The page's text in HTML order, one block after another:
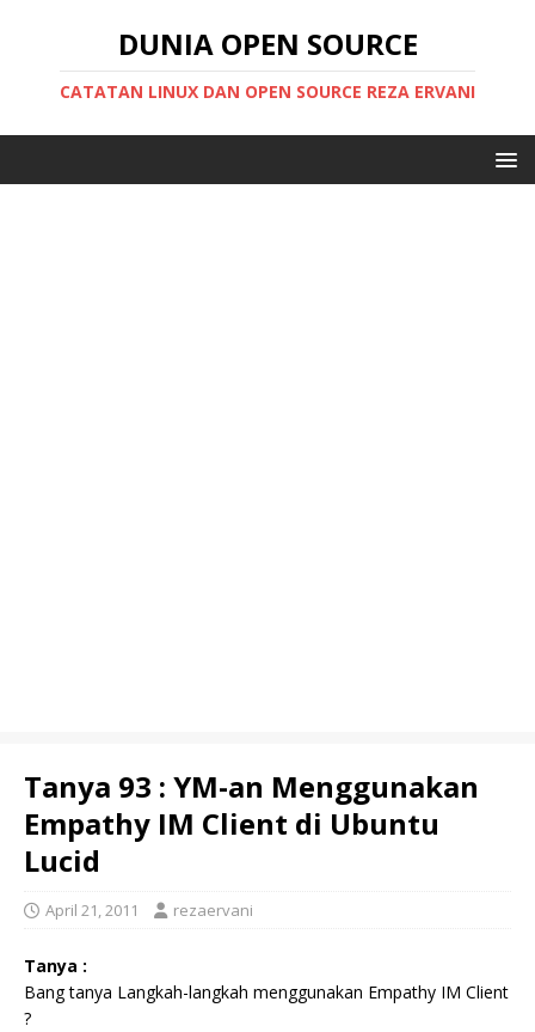
DUNIA OPEN SOURCE
CATATAN LINUX DAN OPEN SOURCE REZA ERVANI
Tanya 93 : YM-an Menggunakan
Empathy IM Client di Ubuntu
Lucid
April 21, 2011 rezaervani
Tanya :
Bang tanya Langkah-langkah menggunakan Empathy IM Client
?